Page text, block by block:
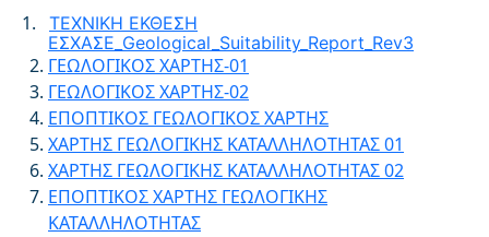
ΤΕΧΝΙΚΗ ΕΚΘΕΣΗ
ΕΣΧΑΣΕ_Geological_Suitability_Report_Rev3
ΓΕΩΛΟΓΙΚΟΣ ΧΑΡΤΗΣ-01
ΓΕΩΛΟΓΙΚΟΣ ΧΑΡΤΗΣ-02
ΕΠΟΠΤΙΚΟΣ ΓΕΩΛΟΓΙΚΟΣ ΧΑΡΤΗΣ
ΧΑΡΤΗΣ ΓΕΩΛΟΓΙΚΗΣ ΚΑΤΑΛΛΗΛΟΤΗΤΑΣ 01
ΧΑΡΤΗΣ ΓΕΩΛΟΓΙΚΗΣ ΚΑΤΑΛΛΗΛΟΤΗΤΑΣ 02
ΕΠΟΠΤΙΚΟΣ ΧΑΡΤΗΣ ΓΕΩΛΟΓΙΚΗΣ
ΚΑΤΑΛΛΗΛΟΤΗΤΑΣ